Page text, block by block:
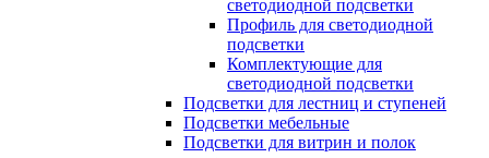
светодиодной подсветки
Профиль для светодиодной
подсветки
Комплектующие для
светодиодной подсветки
Подсветки для лестниц и ступеней
Подсветки мебельные
Подсветки для витрин и полок